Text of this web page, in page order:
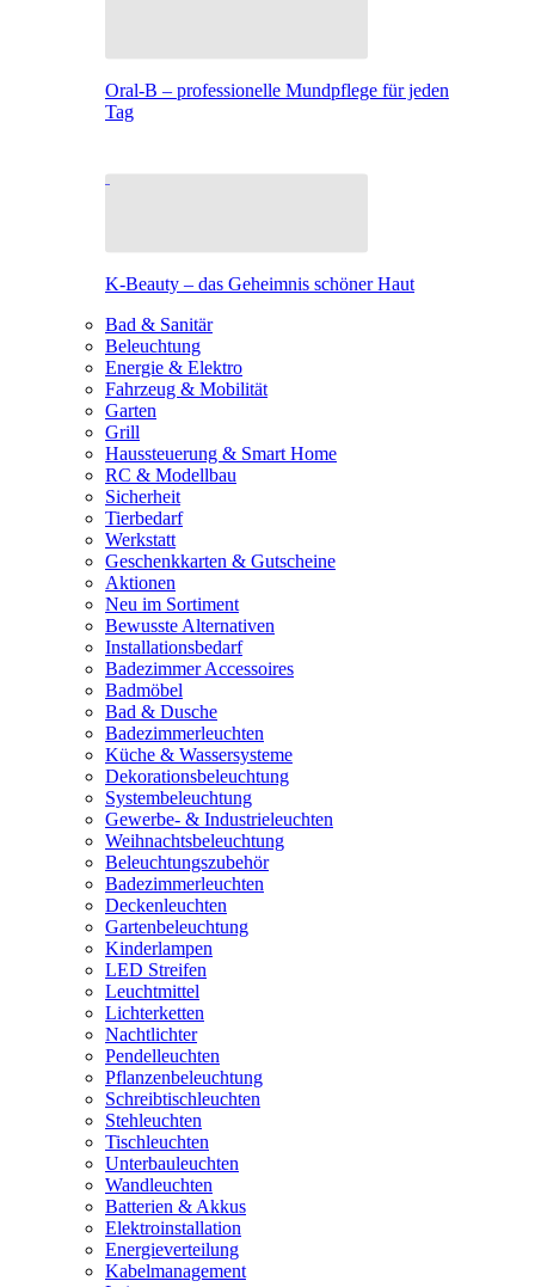
Oral-B – professionelle Mundpflege für jeden
Tag
K-Beauty – das Geheimnis schöner Haut
Bad & Sanitär
Beleuchtung
Energie & Elektro
Fahrzeug & Mobilität
Garten
Grill
Haussteuerung & Smart Home
RC & Modellbau
Sicherheit
Tierbedarf
Werkstatt
Geschenkkarten & Gutscheine
Aktionen
Neu im Sortiment
Bewusste Alternativen
Installationsbedarf
Badezimmer Accessoires
Badmöbel
Bad & Dusche
Badezimmerleuchten
Küche & Wassersysteme
Dekorationsbeleuchtung
Systembeleuchtung
Gewerbe- & Industrieleuchten
Weihnachtsbeleuchtung
Beleuchtungszubehör
Badezimmerleuchten
Deckenleuchten
Gartenbeleuchtung
Kinderlampen
LED Streifen
Leuchtmittel
Lichterketten
Nachtlichter
Pendelleuchten
Pflanzenbeleuchtung
Schreibtischleuchten
Stehleuchten
Tischleuchten
Unterbauleuchten
Wandleuchten
Batterien & Akkus
Elektroinstallation
Energieverteilung
Kabelmanagement